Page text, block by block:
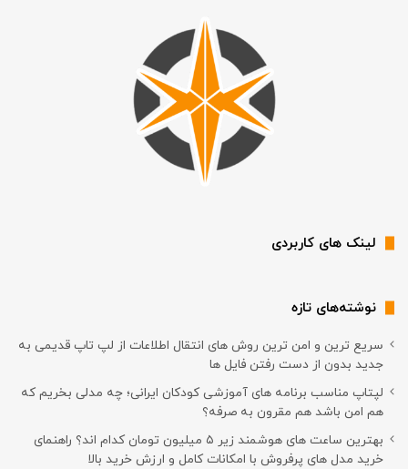
لینک های کاربردی
نوشته‌های تازه
سریع ترین و امن ترین روش های انتقال اطلاعات از لپ تاپ قدیمی به
جدید بدون از دست رفتن فایل ها
لپتاپ مناسب برنامه های آموزشی کودکان ایرانی؛ چه مدلی بخریم که
هم امن باشد هم مقرون به صرفه؟
بهترین ساعت های هوشمند زیر ۵ میلیون تومان کدام اند؟ راهنمای
خرید مدل های پرفروش با امکانات کامل و ارزش خرید بالا